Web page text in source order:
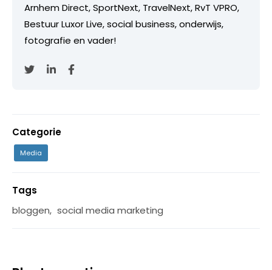
Arnhem Direct, SportNext, TravelNext, RvT VPRO,
Bestuur Luxor Live, social business, onderwijs,
fotografie en vader!
Categorie
Media
Tags
bloggen, social media marketing